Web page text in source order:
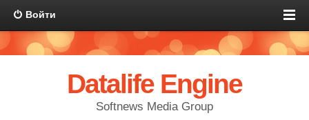
Войти
Datalife Engine
Softnews Media Group